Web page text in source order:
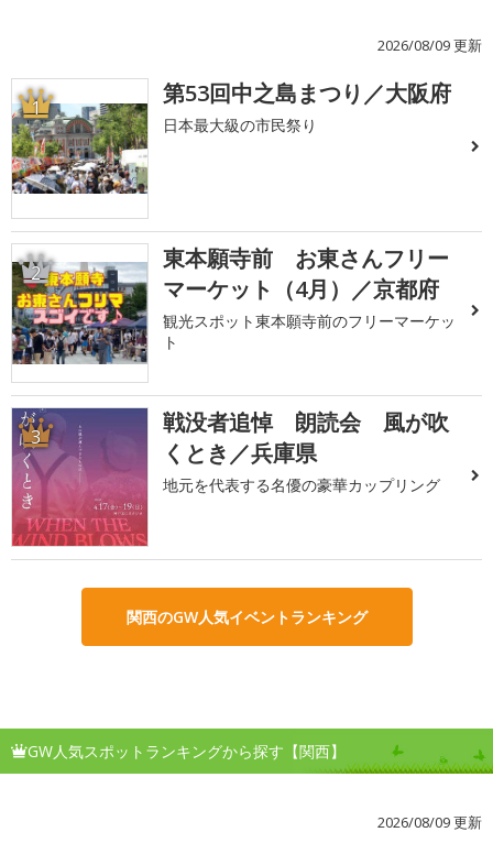
2026/08/09 更新
1 第53回中之島まつり／大阪府
日本最大級の市民祭り
2
東本願寺前 お東さんフリー
マーケット（4月）／京都府
観光スポット東本願寺前のフリーマーケッ
ト
3
戦没者追悼 朗読会 風が吹
くとき／兵庫県
地元を代表する名優の豪華カップリング
関西のGW人気イベントランキング
GW人気スポットランキングから探す【関西】
2026/08/09 更新